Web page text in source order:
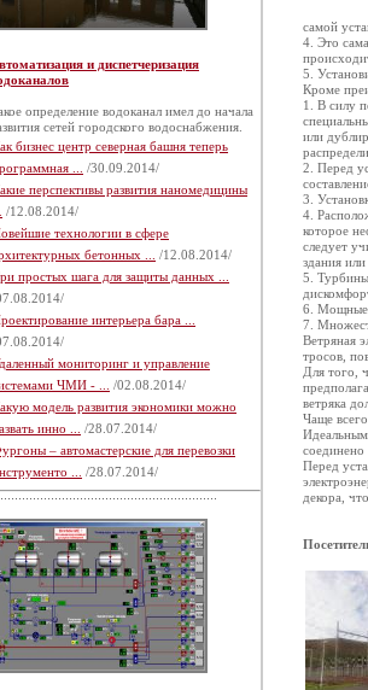
и диспетчеризация
определение водоканал имел до начала
сетей городского водоснабжения.
бизнес центр северная башня теперь
...
/30.09.2014/
перспективы развития наномедицины
/12.08.2014/
технологии в сфере
бетонных ...
/12.08.2014/
простых шага для защиты данных ...
интерьера бара ...
мониторинг и управление
ЧМИ - ...
/02.08.2014/
модель развития экономики можно
инно ...
/28.07.2014/
– автомастерские для перевозки
...
/28.07.2014/
самой
4. Это
5.
Кроме
1. В силу
или
2. Перед
3.
4.
которое
следует
здания
5. Турбины
6. Мощные
7.
Ветряная
тросов,
Для того,
ветряка
Чаще
Идеальным
соединено
Перед
декора,